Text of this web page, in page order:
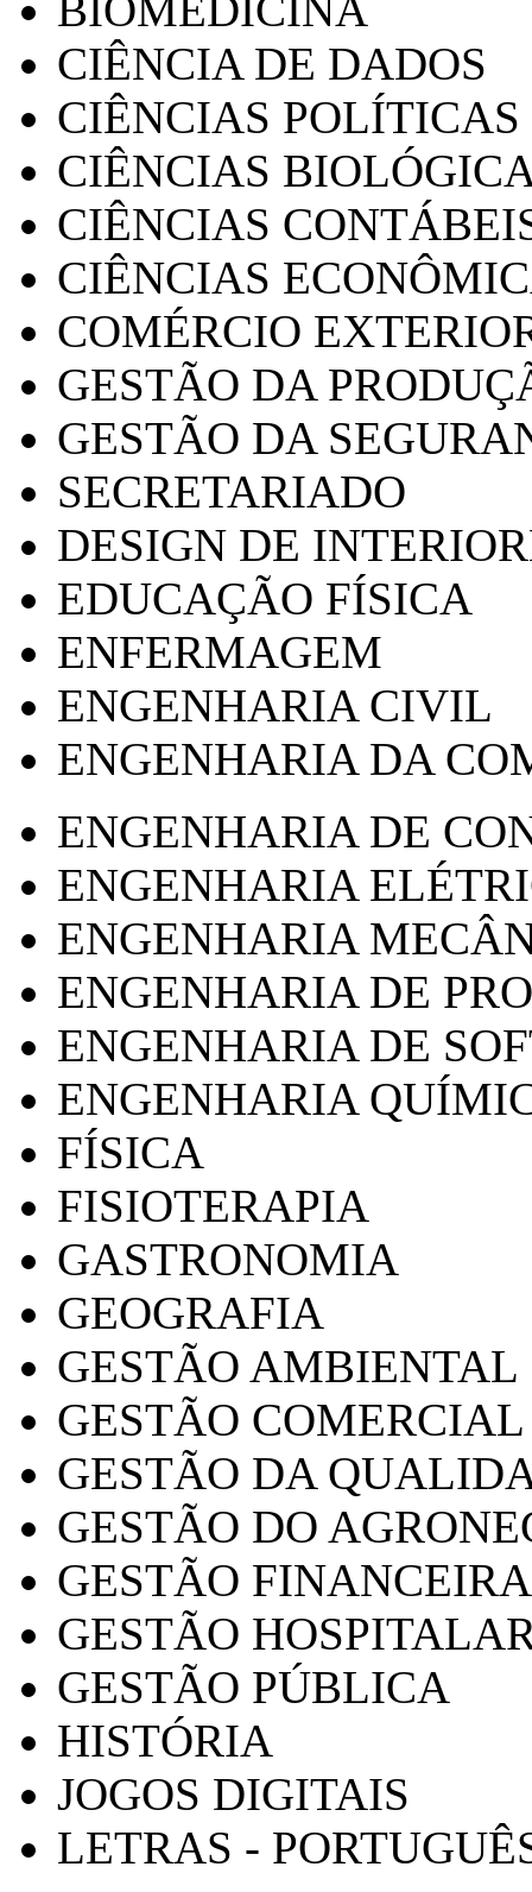
CIÊNCIA DE DADOS
CIÊNCIAS POLÍTICAS
CIÊNCIAS
CIÊNCIAS
CIÊNCIAS
COMÉRCIO
GESTÃO DA
GESTÃO DA
SECRETARIADO
DESIGN DE
EDUCAÇÃO FÍSICA
ENFERMAGEM
ENGENHARIA CIVIL
ENGENHARIA DA
ENGENHARIA DE
ENGENHARIA
ENGENHARIA
ENGENHARIA DE
ENGENHARIA DE
ENGENHARIA
FÍSICA
FISIOTERAPIA
GASTRONOMIA
GEOGRAFIA
GESTÃO AMBIENTAL
GESTÃO COMERCIAL
GESTÃO DA
GESTÃO DO
GESTÃO FINANCEIRA
GESTÃO
GESTÃO PÚBLICA
HISTÓRIA
JOGOS DIGITAIS
LETRAS -